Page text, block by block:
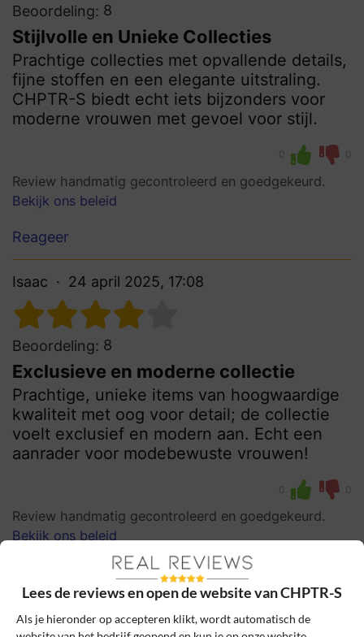
Beoordeling: 8
Stijlvolle en Unieke Collecties
Prachtige collecties met opvallende details,
fijne stoffen en een elegante uitstraling.
CHPTR-S biedt echt iets bijzonders voor
moderne vrouwen met gevoel voor stijl.
0 0
Review handmatig gecontroleerd en goedgekeurd.
Bekijk ons beleid
Reageer
Isaac 24 april 2025, 17:08
Beoordeling: 8
Exclusieve en moderne collectie
Prachtige, unieke items van hoogwaardige
kwaliteit met oog voor detail; de collectie
voelt exclusief en modern aan. Echt een
aanrader voor modebewuste vrouwen!
0 0
Review handmatig gecontroleerd en goedgekeurd.
Bekijk ons beleid
Daphne 6 januari 2025, 12:35
Lees de reviews en open de website van CHPTR-S
Als je hieronder op accepteren klikt, wordt automatisch de